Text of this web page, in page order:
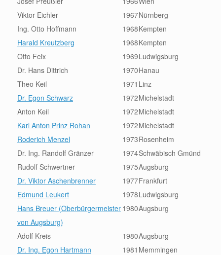
Viktor Eichler
1967Nürnberg
Ing. Otto Hoffmann
1968Kempten
Harald Kreutzberg
1968Kempten
Otto Feix
1969Ludwigsburg
Dr. Hans Dittrich
1970Hanau
Theo Keil
1971 Linz
Dr. Egon Schwarz
1972Michelstadt
Anton Keil
1972Michelstadt
Karl Anton Prinz Rohan
1972Michelstadt
Roderich Menzel
1973Rosenheim
Dr. Ing. Randolf Gränzer
1974Schwäbisch Gmünd
Rudolf Schwertner
1975Augsburg
Dr. Viktor Aschenbrenner
1977Frankfurt
Edmund Leukert
1978Ludwigsburg
Hans Breuer (Oberbürgermeister
von Augsburg)
1980Augsburg
Adolf Kreis 1980Augsburg
Dr. Ing. Egon Hartmann
1981 Memmingen